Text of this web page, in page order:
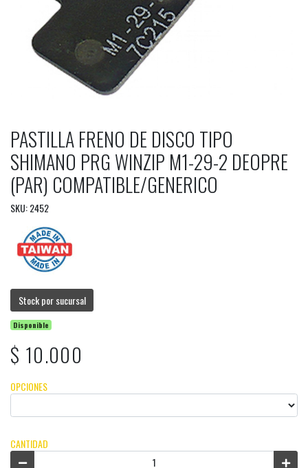
PASTILLA FRENO DE DISCO TIPO
SHIMANO PRG WINZIP M1-29-2 DEOPRE
(PAR) COMPATIBLE/GENERICO
SKU: 2452
Stock por sucursal
Disponible
$ 10.000
OPCIONES
CANTIDAD